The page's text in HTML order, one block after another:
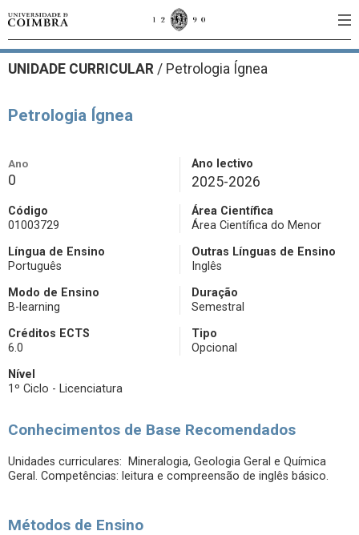
UNIDADE CURRICULAR / Petrologia Ígnea
Petrologia Ígnea
Ano
0
Ano lectivo
2025-2026
Código
01003729
Área Científica
Área Científica do Menor
Língua de Ensino
Português
Outras Línguas de Ensino
Inglês
Modo de Ensino
B-learning
Duração
Semestral
Créditos ECTS
6.0
Tipo
Opcional
Nível
1º Ciclo - Licenciatura
Conhecimentos de Base Recomendados
Unidades curriculares: Mineralogia, Geologia Geral e Química
Geral. Competências: leitura e compreensão de inglês básico.
Métodos de Ensino